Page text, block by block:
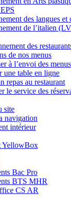
des langues
de l’italien
des
de nos menus
à l’envoi des menus
une table en ligne
repas au restaurant
le service des
site
navigation
intérieur
YellowBox
Bac Pro
BTS MHR
CS AR